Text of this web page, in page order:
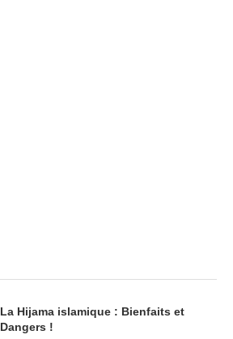
La Hijama islamique : Bienfaits et
Dangers !